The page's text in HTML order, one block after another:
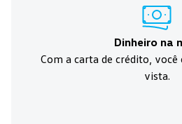
Dinheiro na
Com a carta de crédito, você
vista.